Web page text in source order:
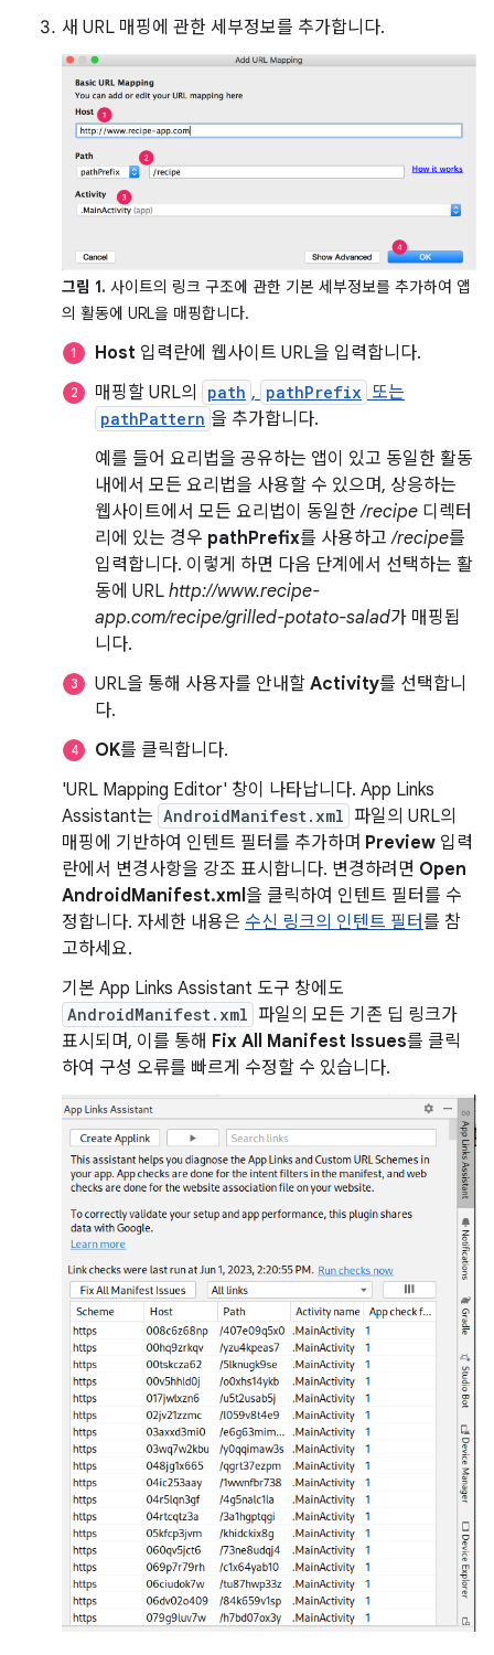
새 URL 매핑에 관한 세부정보를 추가합니다.
그림 1. 사이트의 링크 구조에 관한 기본 세부정보를 추가하여 앱
의 활동에 URL을 매핑합니다.
Host 입력란에 웹사이트 URL을 입력합니다.
매핑할 URL의
path , pathPrefix 또는
pathPattern 을 추가합니다.
예를 들어 요리법을 공유하는 앱이 있고 동일한 활동
내에서 모든 요리법을 사용할 수 있으며, 상응하는
웹사이트에서 모든 요리법이 동일한/recipe 디렉터
리에 있는 경우 pathPrefix를 사용하고/recipe를
입력합니다. 이렇게 하면 다음 단계에서 선택하는 활
동에 URL http://www.recipe-
app.com/recipe/grilled-potato-salad가 매핑됩
니다.
URL을 통해 사용자를 안내할 Activity를 선택합니
다.
OK를 클릭합니다.
'URL Mapping Editor' 창이 나타납니다. App Links
Assistant는 AndroidManifest.xml 파일의 URL의
매핑에 기반하여 인텐트 필터를 추가하며 Preview 입력
란에서 변경사항을 강조 표시합니다. 변경하려면 Open
AndroidManifest.xml을 클릭하여 인텐트 필터를 수
정합니다. 자세한 내용은 수신 링크의 인텐트 필터를 참
고하세요.
기본 App Links Assistant 도구 창에도
AndroidManifest.xml 파일의 모든 기존 딥 링크가
표시되며, 이를 통해 Fix All Manifest Issues를 클릭
하여 구성 오류를 빠르게 수정할 수 있습니다.